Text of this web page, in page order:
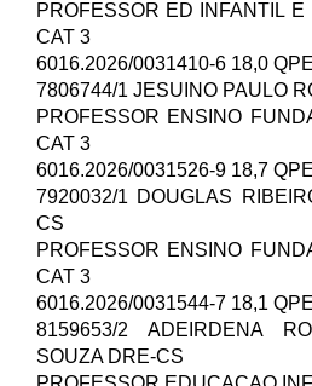
PROFESSOR ED INFANTIL
CAT 3
6016.2026/0031410-6 18,0
7806744/1 JESUINO PAULO
PROFESSOR ENSINO
CAT 3
6016.2026/0031526-9 18,7
7920032/1 DOUGLAS
CS
PROFESSOR ENSINO
CAT 3
6016.2026/0031544-7 18,1
8159653/2 ADEIRDENA
SOUZA DRE-CS